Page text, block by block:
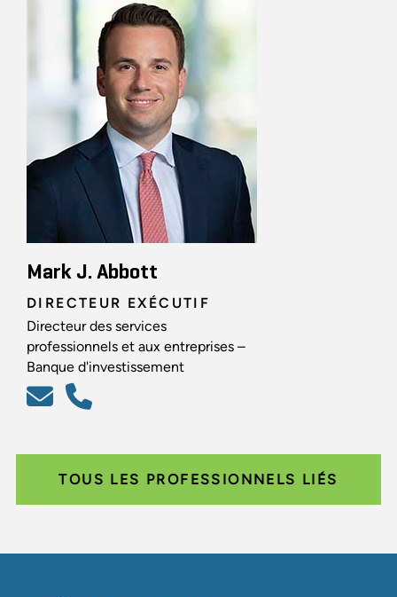
Mark J. Abbott
DIRECTEUR EXÉCUTIF
Directeur des services
professionnels et aux entreprises –
Banque d'investissement
TOUS LES PROFESSIONNELS LIÉS